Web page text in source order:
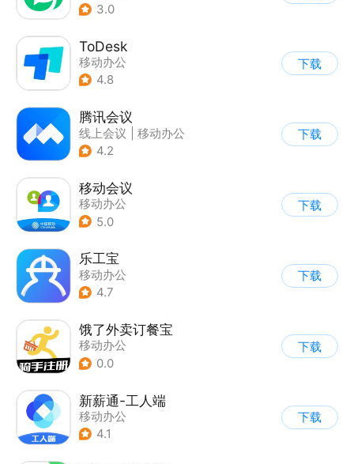
3.0
ToDesk
移动办公
4.8
下载
腾讯会议
线上会议
移动办公
4.2
下载
移动会议
移动办公
5.0
下载
乐工宝
移动办公
4.7
下载
饿了外卖订餐宝
移动办公
0.0
下载
新薪通-工人端
移动办公
4.1
下载